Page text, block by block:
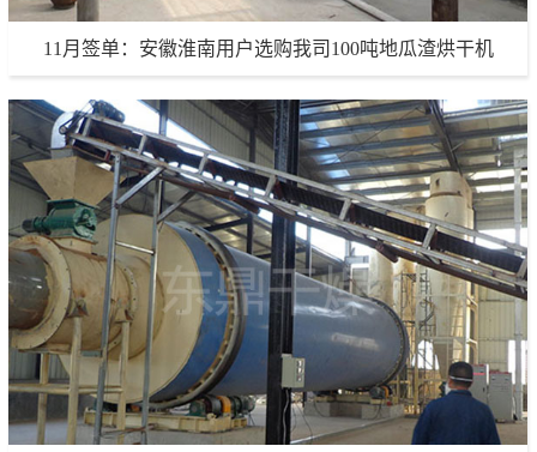
11月签单：安徽淮南用户选购我司100吨地瓜渣烘干机
11月签单：安徽淮南用户选购我司100吨地瓜渣烘干机
生产能力：100吨/天 项目地点：安徽淮南
项目详情